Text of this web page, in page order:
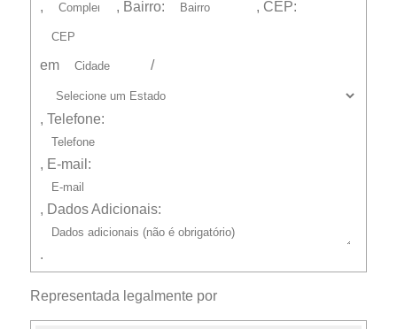
, , Bairro: , CEP:
em /
, Telefone:
, E-mail:
, Dados Adicionais:
.
Representada legalmente por